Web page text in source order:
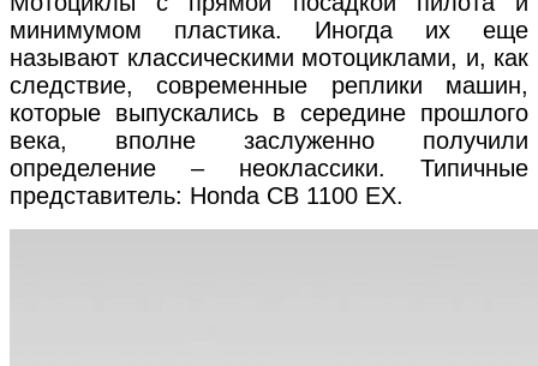
минимумом пластика. Иногда их еще
называют классическими мотоциклами, и, как
следствие, современные реплики машин,
которые выпускались в середине прошлого
века, вполне заслуженно получили
определение – неоклассики. Типичные
представитель: Honda CB 1100 EX.